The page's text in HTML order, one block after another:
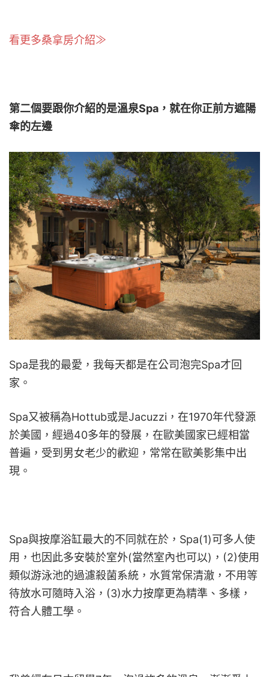
看更多桑拿房介紹≫
第二個要跟你介紹的是溫泉Spa，就在你正前方遮陽
傘的左邊
Spa是我的最愛，我每天都是在公司泡完Spa才回
家。
Spa又被稱為Hottub或是Jacuzzi，在1970年代發源
於美國，經過40多年的發展，在歐美國家已經相當
普遍，受到男女老少的歡迎，常常在歐美影集中出
現。
Spa與按摩浴缸最大的不同就在於，Spa(1)可多人使
用，也因此多安裝於室外(當然室內也可以)，(2)使用
類似游泳池的過濾殺菌系統，水質常保清澈，不用等
待放水可隨時入浴，(3)水力按摩更為精準、多樣，
符合人體工學。